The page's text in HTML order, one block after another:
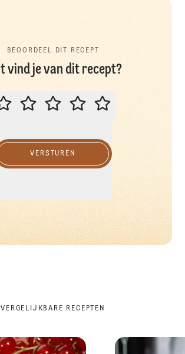
BEOORDEEL DIT RECEPT
vind je van dit recept?
BEOORDEEL DIT RECEPT
VERSTUREN
VERGELIJKBARE RECEPTEN